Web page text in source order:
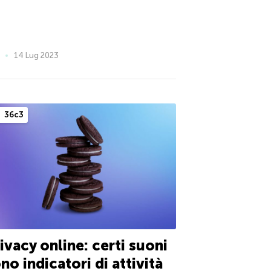
14 Lug 2023
36c3
online: certi suoni
indicatori di attività